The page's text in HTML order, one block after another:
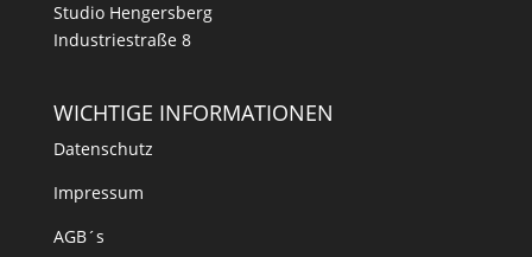
Studio Hengersberg
Industriestraße 8
WICHTIGE INFORMATIONEN
Datenschutz
Impressum
AGB´s